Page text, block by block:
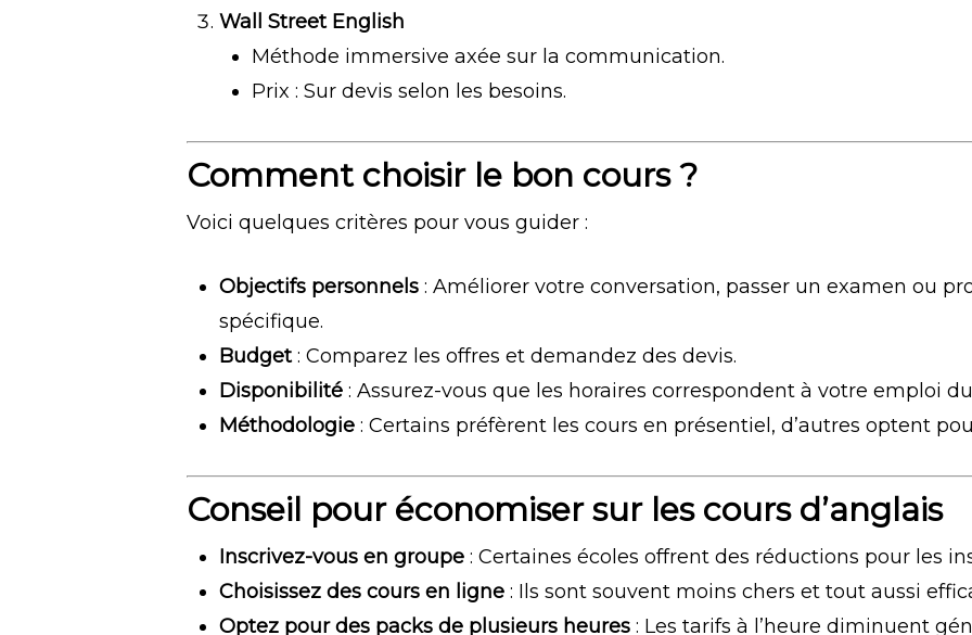
Wall Street English
Méthode immersive axée sur la communication.
Prix : Sur devis selon les besoins.
Comment choisir le bon cours ?
Voici quelques critères pour vous guider :
Objectifs personnels : Améliorer votre conversation, passer un examen ou
spécifique.
Budget: Comparez les offres et demandez des devis.
Disponibilité : Assurez-vous que les horaires correspondent à votre emploi
Méthodologie : Certains préfèrent les cours en présentiel, d’autres optent
Conseil pour économiser sur les cours d’anglais
Inscrivez-vous en groupe : Certaines écoles offrent des réductions pour les
Choisissez des cours en ligne : Ils sont souvent moins chers et tout aussi
Optez pour des packs de plusieurs heures : Les tarifs à l’heure diminuent